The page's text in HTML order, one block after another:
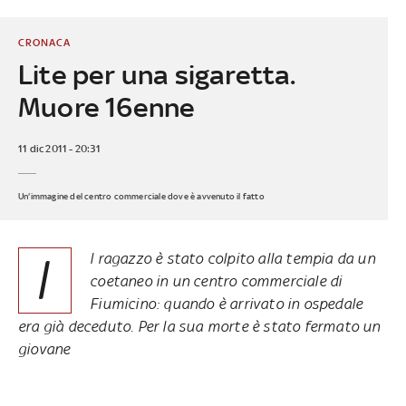
Lite per una sigaretta.
Muore 16enne
CRONACA
11 dic 2011 - 20:31
Un'immagine del centro commerciale dove è avvenuto il fatto
I
l ragazzo è stato colpito alla tempia da un
coetaneo in un centro commerciale di
Fiumicino: quando è arrivato in ospedale
era già deceduto. Per la sua morte è stato fermato un
giovane